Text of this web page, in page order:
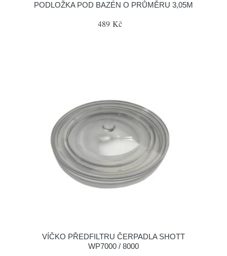
PODLOŽKA POD BAZÉN O PRŮMĚRU 3,05M
489 Kč
VÍČKO PŘEDFILTRU ČERPADLA SHOTT
WP7000 / 8000